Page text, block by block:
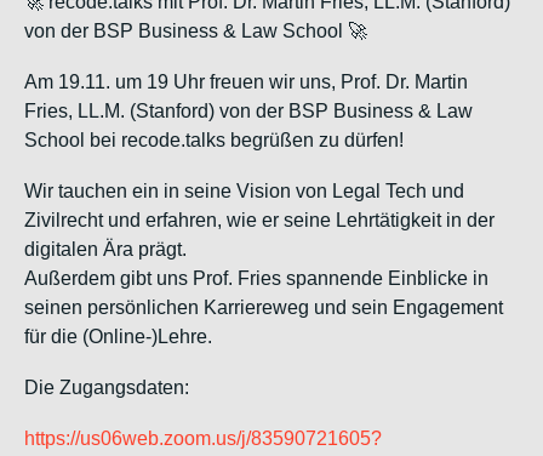
von der BSP Business & Law School 🚀
Am 19.11. um 19 Uhr freuen wir uns, Prof. Dr. Martin
Fries, LL.M. (Stanford) von der BSP Business & Law
School bei recode.talks begrüßen zu dürfen!
Wir tauchen ein in seine Vision von Legal Tech und
Zivilrecht und erfahren, wie er seine Lehrtätigkeit in der
digitalen Ära prägt.
Außerdem gibt uns Prof. Fries spannende Einblicke in
seinen persönlichen Karriereweg und sein Engagement
für die (Online-)Lehre.
Die Zugangsdaten:
https://us06web.zoom.us/j/83590721605?